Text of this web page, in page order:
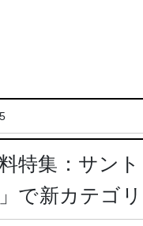
特集：サン
で新カテゴ